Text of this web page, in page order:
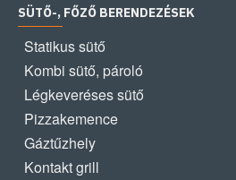
SÜTŐ-, FŐZŐ BERENDEZÉSEK
Statikus sütő
Kombi sütő, pároló
Légkeveréses sütő
Pizzakemence
Gáztűzhely
Kontakt grill